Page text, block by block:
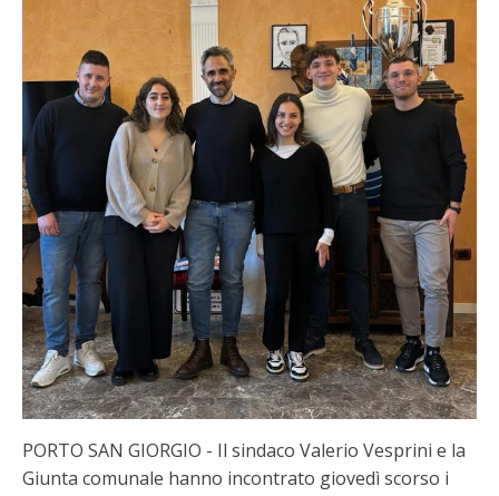
PORTO SAN GIORGIO - Il sindaco Valerio Vesprini e la
Giunta comunale hanno incontrato giovedì scorso i